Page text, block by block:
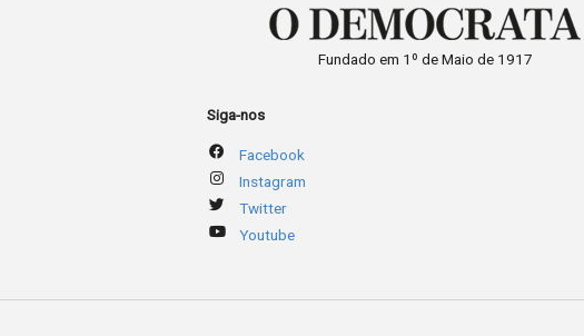
Fundado em 1º de Maio de 1917
Siga-nos
Facebook
Instagram
Twitter
Youtube